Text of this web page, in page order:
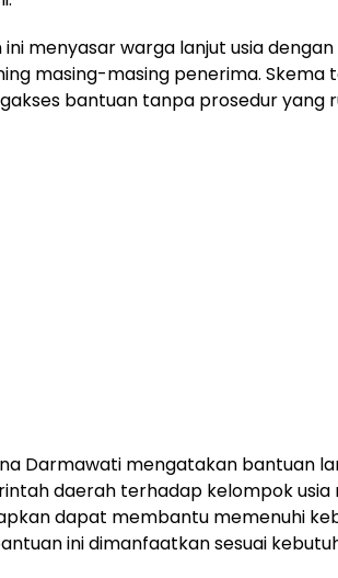
menyasar warga lanjut usia
masing-masing penerima. Skema
bantuan tanpa prosedur yang
Darmawati mengatakan bantuan
daerah terhadap kelompok usia
dapat membantu memenuhi
ini dimanfaatkan sesuai